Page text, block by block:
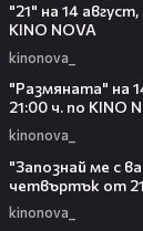
"21" на 14
KINO NOVA
kinonova_
"Размянaта" на
21:00 ч. по KINO
kinonova_
"Запознай ме с
четвъртък от
kinonova_